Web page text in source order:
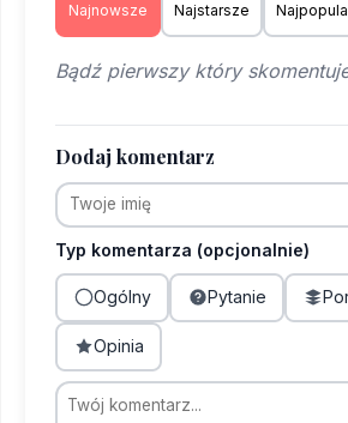
Najnowsze Najstarsze
Bądź pierwszy który
Dodaj komentarz
Typ komentarza (opcjonalnie)
Ogólny Pytanie
Opinia